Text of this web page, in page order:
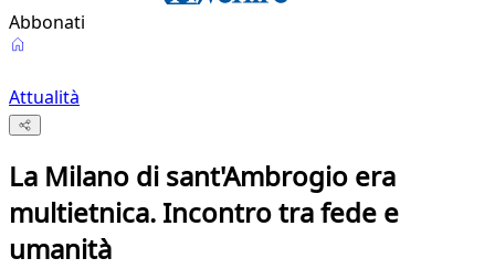
Abbonati
Attualità
La Milano di sant'Ambrogio era
multietnica. Incontro tra fede e
umanità